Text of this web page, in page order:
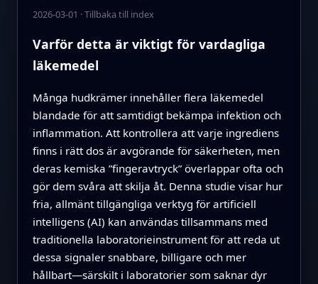
2026-03-01 ·Tillbaka till index
Varför detta är viktigt för vardagliga
läkemedel
Många hudkrämer innehåller flera läkemedel
blandade för att samtidigt bekämpa infektion och
inflammation. Att kontrollera att varje ingrediens
finns i rätt dos är avgörande för säkerheten, men
deras kemiska ”fingeravtryck” överlappar ofta och
gör dem svåra att skilja åt. Denna studie visar hur
fria, allmänt tillgängliga verktyg för artificiell
intelligens (AI) kan användas tillsammans med
traditionella laboratorieinstrument för att reda ut
dessa signaler snabbare, billigare och mer
hållbart—särskilt i laboratorier som saknar dyr